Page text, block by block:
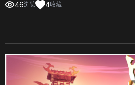
46浏览 4收藏